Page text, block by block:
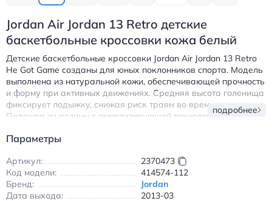
Jordan Air Jordan 13 Retro детские
баскетбольные кроссовки кожа белый
Детские баскетбольные кроссовки Jordan Air Jordan 13 Retro
He Got Game созданы для юных поклонников спорта. Модель
выполнена из натуральной кожи, обеспечивающей прочность
и форму при активных движениях. Средняя высота голенища
фиксирует лодыжку, снижая риск травм во время игры.
Подошва из резины с амортизирующей технологией
комфортным.
Универсальная расцветка с белым основным цветом и
контрастными акцентами подходит как для спортивных
площадок, так и для повседневной носки. Шнуровка
обеспечивает индивидуальную посадку, а внутренняя часть
подробнее
Параметры
Артикул:
2370473
Код модели:
414574-112
Бренд:
Jordan
Дата выхода:
2013-03